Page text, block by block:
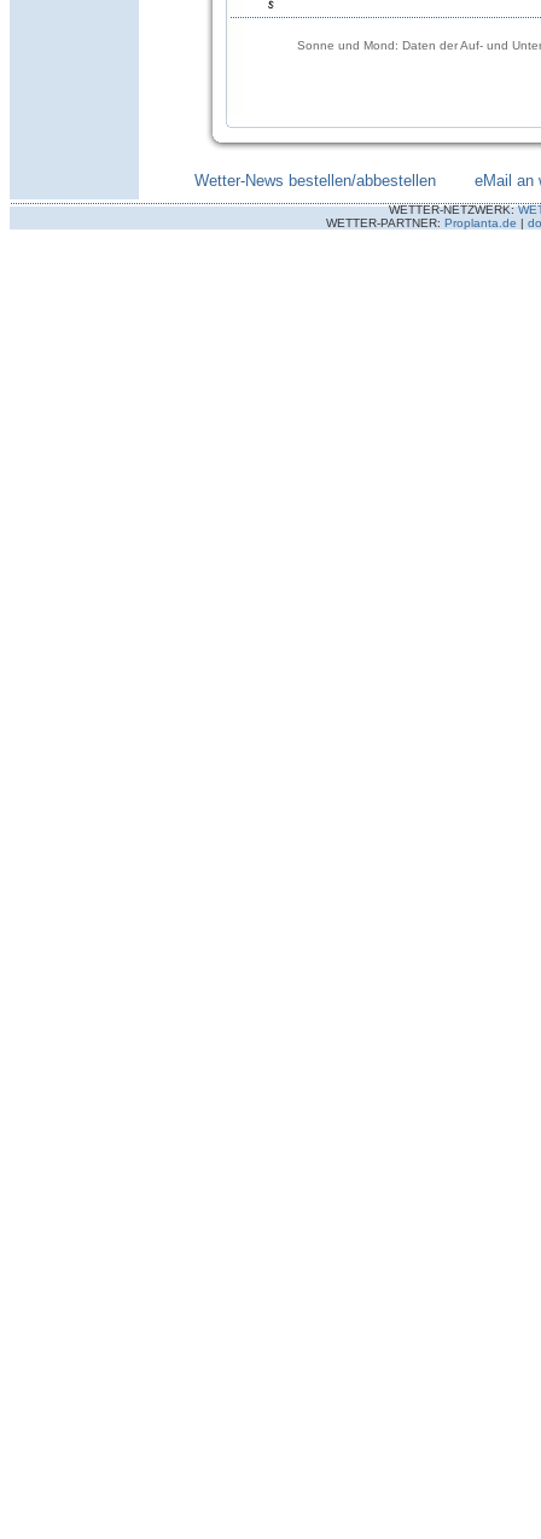
Sonne und Mond: Daten der Auf- und
Wetter-News bestellen/abbestellen eMail an
WETTER-NETZWERK:
WETTER-PARTNER: Proplanta.de |